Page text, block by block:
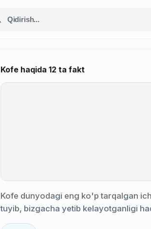
Kofe haqida 12 ta fakt
Kofe dunyodagi eng ko'p tarqalgan
tuyib, bizgacha yetib kelayotganligi